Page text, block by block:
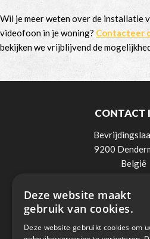
Wil je meer weten over de installatie
videofoon in je woning? Contacteer
bekijken we vrijblijvend de
CONTACT
9200
België
0498 /
info@lee-
Deze website maakt
gebruik van cookies.
Deze website gebruikt cookies om